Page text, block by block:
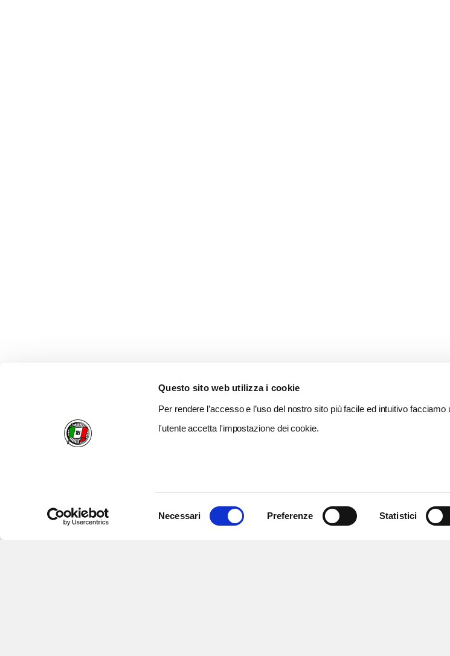
Questo sito web utilizza i cookie
Per rendere l’accesso e l’uso del nostro sito più facile ed intuitivo
l'utente accetta l'impostazione dei cookie.
Necessari Preferenze Statistici